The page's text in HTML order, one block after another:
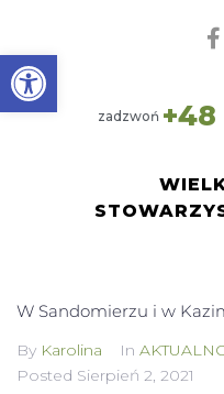
Open toolbar
zadzwoń +48
W Sandomierzu i w
By Karolina In
Posted Sierpień 2, 2021